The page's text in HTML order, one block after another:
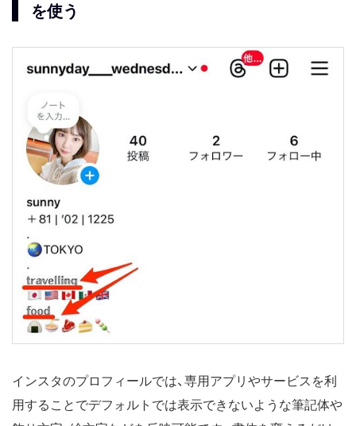
を使う
インスタのプロフィールでは、専用アプリやサービスを利
用することでデフォルトでは表示できないような筆記体や